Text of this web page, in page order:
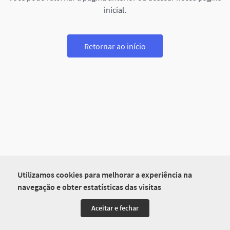
Utilizamos cookies para melhorar a experiência na
navegação e obter estatísticas das visitas
Aceitar e fechar
inicial.
Retornar ao início